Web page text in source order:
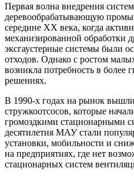
Первая волна внедрения
деревообрабатывающую
середине XX века, когда
механизированной обработки
эксгаустерные системы были
отходов. Однако с ростом
возникла потребность в более
решениях.
В 1990-х годах на рынок
стружкоотсосов, которые
громоздкими стационарными
десятилетия МАУ стали
установки, мобильности и
на предприятиях, где нет
стационарных систем